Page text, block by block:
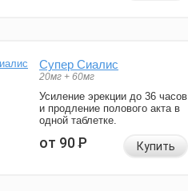
Супер Сиалис
20мг + 60мг
Усиление эрекции до 36 часов
и продление полового акта в
одной таблетке.
от 90Р Купить